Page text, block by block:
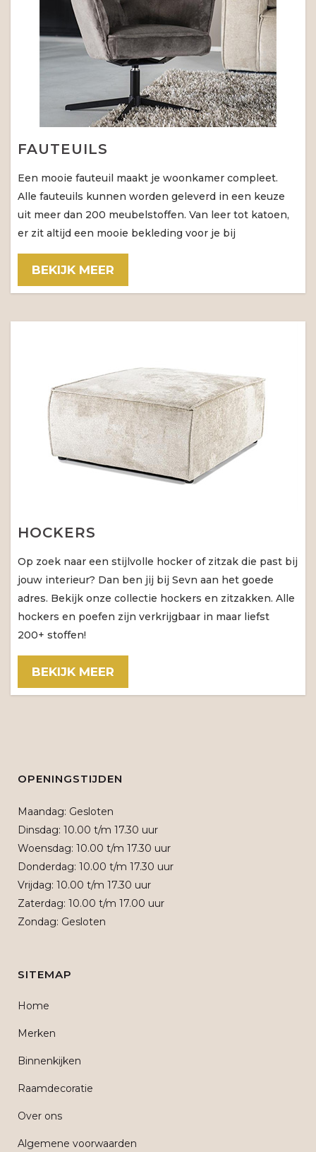
FAUTEUILS
Een mooie fauteuil maakt je woonkamer compleet.
Alle fauteuils kunnen worden geleverd in een keuze
uit meer dan 200 meubelstoffen. Van leer tot katoen,
er zit altijd een mooie bekleding voor je bij
BEKIJK MEER
HOCKERS
Op zoek naar een stijlvolle hocker of zitzak die past bij
jouw interieur? Dan ben jij bij Sevn aan het goede
adres. Bekijk onze collectie hockers en zitzakken. Alle
hockers en poefen zijn verkrijgbaar in maar liefst
200+ stoffen!
BEKIJK MEER
OPENINGSTIJDEN
Maandag: Gesloten
Dinsdag: 10.00 t/m 17.30 uur
Woensdag: 10.00 t/m 17.30 uur
Donderdag: 10.00 t/m 17.30 uur
Vrijdag: 10.00 t/m 17.30 uur
Zaterdag: 10.00 t/m 17.00 uur
Zondag: Gesloten
SITEMAP
Home
Merken
Binnenkijken
Raamdecoratie
Over ons
Algemene voorwaarden